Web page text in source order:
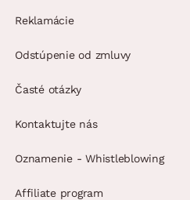
Reklamácie
Odstúpenie od zmluvy
Časté otázky
Kontaktujte nás
Oznamenie - Whistleblowing
Affiliate program